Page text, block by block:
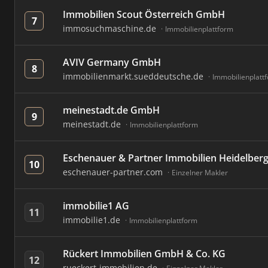
7 Immobilien Scout Österreich GmbH
immosuchmaschine.de Immobilienplattform
8 AVIV Germany GmbH
immobilienmarkt.sueddeutsche.de
9 meinestadt.de GmbH
meinestadt.de Immobilienplattform
10 Eschenauer & Partner Immobilien Heidelberg
eschenauer-partner.com Einzelner Makler
11 immobilie1 AG
immobilie1.de Immobilienplattform
12 Rückert Immobilien GmbH & Co. KG